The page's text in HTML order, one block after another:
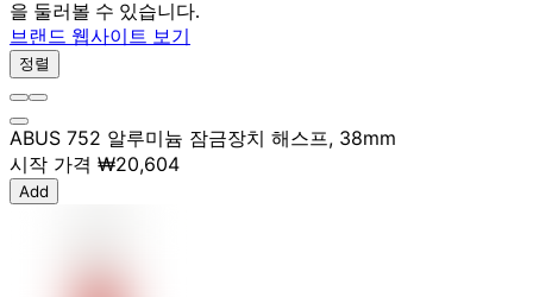
을 둘러볼 수 있습니다.
브랜드 웹사이트 보기
정렬
ABUS 752 알루미늄 잠금장치 해스프, 38mm
시작 가격 ₩20,604
Add